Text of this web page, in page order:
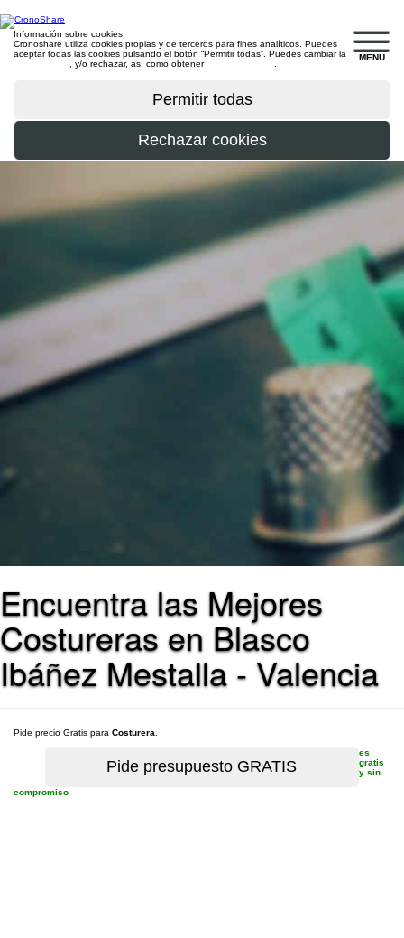
MENU
Información sobre cookies
Cronoshare utiliza cookies propias y de terceros para fines analíticos. Puedes
aceptar todas las cookies pulsando el botón “Permitir todas”. Puedes cambiar la
, y/o rechazar, así como obtener
Encuentra las Mejores
Costureras en Blasco
Ibáñez Mestalla - Valencia
Pide precio Gratis para Costurera
es
gratis
y sin
compromiso